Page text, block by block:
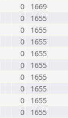
0
1669
0
1655
0
1655
0
1655
0
1655
0
1655
0
1655
0
1655
0
1655
0
1655